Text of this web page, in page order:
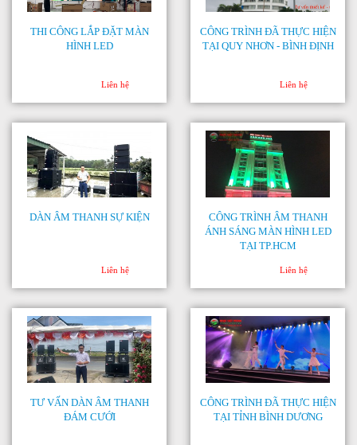
THI CÔNG LẮP ĐẶT MÀN
HÌNH LED
Liên hệ
CÔNG TRÌNH ĐÃ THỰC HIỆN
TẠI QUY NHƠN - BÌNH ĐỊNH
Liên hệ
DÀN ÂM THANH SỰ KIỆN
Liên hệ
CÔNG TRÌNH ÂM THANH
ÁNH SÁNG MÀN HÌNH LED
TẠI TP.HCM
Liên hệ
TƯ VẤN DÀN ÂM THANH
ĐÁM CƯỚI
CÔNG TRÌNH ĐÃ THỰC HIỆN
TẠI TỈNH BÌNH DƯƠNG